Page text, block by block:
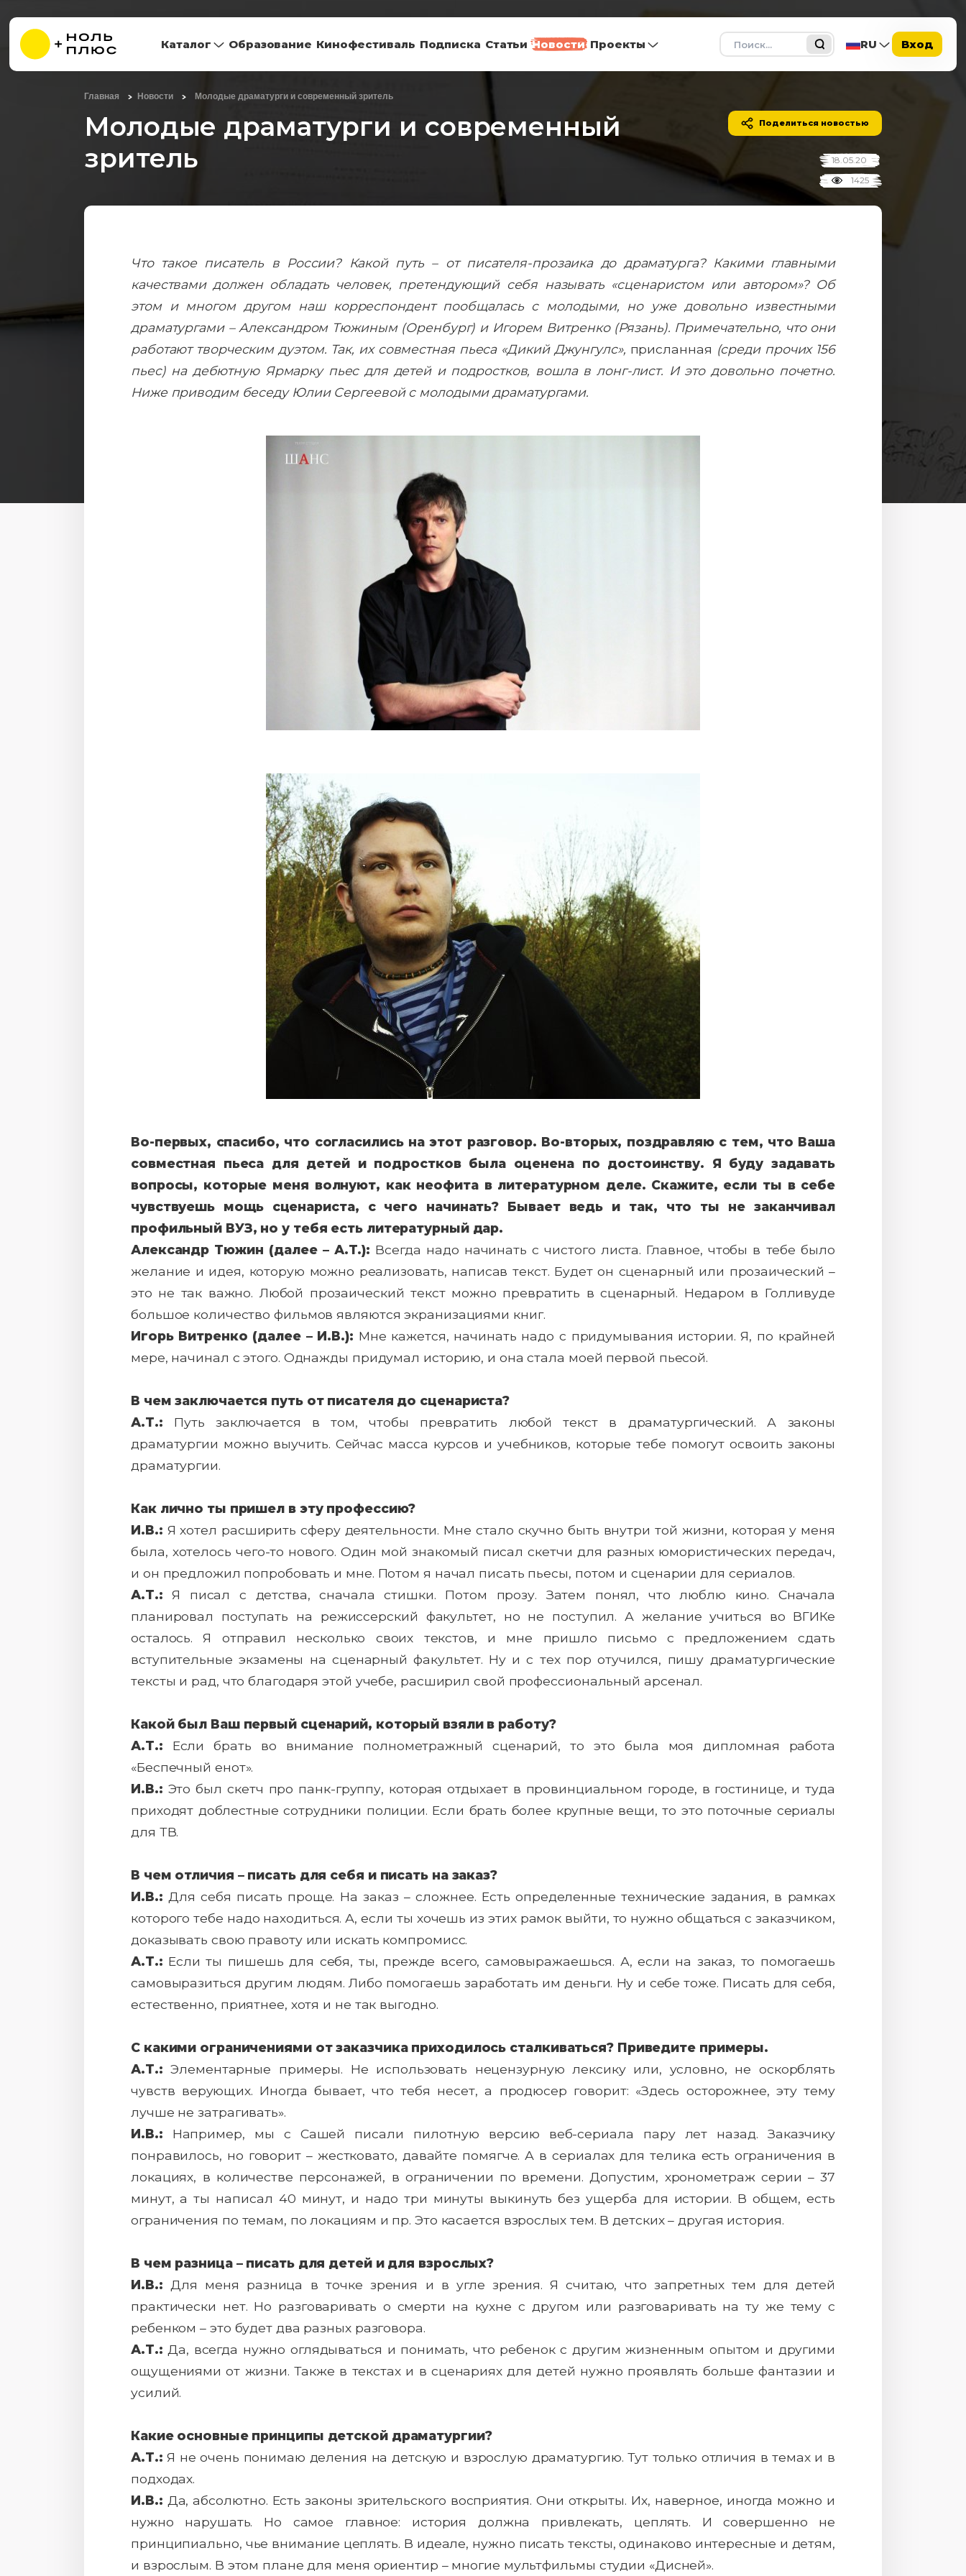
Каталог Образование Кинофестиваль Подписка Статьи Новости Проекты Поиск RU Вход
Главная Новости Молодые драматурги и современный зритель
Молодые драматурги и современный
зритель
Поделиться новостью
18.05.20
1425
Что такое писатель в России? Какой путь – от писателя-прозаика до драматурга? Какими главными
качествами должен обладать человек, претендующий себя называть «сценаристом или автором»? Об
этом и многом другом наш корреспондент пообщалась с молодыми, но уже довольно известными
драматургами – Александром Тюжиным (Оренбург) и Игорем Витренко (Рязань). Примечательно, что они
работают творческим дуэтом. Так, их совместная пьеса «Дикий Джунгулс», присланная (среди прочих 156
пьес) на дебютную Ярмарку пьес для детей и подростков, вошла в лонг-лист. И это довольно почетно.
Ниже приводим беседу Юлии Сергеевой с молодыми драматургами.
Во-первых, спасибо, что согласились на этот разговор. Во-вторых, поздравляю с тем, что Ваша
совместная пьеса для детей и подростков была оценена по достоинству. Я буду задавать
вопросы, которые меня волнуют, как неофита в литературном деле. Скажите, если ты в себе
чувствуешь мощь сценариста, с чего начинать? Бывает ведь и так, что ты не заканчивал
профильный ВУЗ, но у тебя есть литературный дар.
Александр Тюжин (далее – А.Т.): Всегда надо начинать с чистого листа. Главное, чтобы в тебе было
желание и идея, которую можно реализовать, написав текст. Будет он сценарный или прозаический –
это не так важно. Любой прозаический текст можно превратить в сценарный. Недаром в Голливуде
большое количество фильмов являются экранизациями книг.
Игорь Витренко (далее – И.В.): Мне кажется, начинать надо с придумывания истории. Я, по крайней
мере, начинал с этого. Однажды придумал историю, и она стала моей первой пьесой.
В чем заключается путь от писателя до сценариста?
А.Т.: Путь заключается в том, чтобы превратить любой текст в драматургический. А законы
драматургии можно выучить. Сейчас масса курсов и учебников, которые тебе помогут освоить законы
драматургии.
Как лично ты пришел в эту профессию?
И.В.: Я хотел расширить сферу деятельности. Мне стало скучно быть внутри той жизни, которая у меня
была, хотелось чего-то нового. Один мой знакомый писал скетчи для разных юмористических передач,
и он предложил попробовать и мне. Потом я начал писать пьесы, потом и сценарии для сериалов.
А.Т.: Я писал с детства, сначала стишки. Потом прозу. Затем понял, что люблю кино. Сначала
планировал поступать на режиссерский факультет, но не поступил. А желание учиться во ВГИКе
осталось. Я отправил несколько своих текстов, и мне пришло письмо с предложением сдать
вступительные экзамены на сценарный факультет. Ну и с тех пор отучился, пишу драматургические
тексты и рад, что благодаря этой учебе, расширил свой профессиональный арсенал.
Какой был Ваш первый сценарий, который взяли в работу?
А.Т.: Если брать во внимание полнометражный сценарий, то это была моя дипломная работа
«Беспечный енот».
И.В.: Это был скетч про панк-группу, которая отдыхает в провинциальном городе, в гостинице, и туда
приходят доблестные сотрудники полиции. Если брать более крупные вещи, то это поточные сериалы
для ТВ.
В чем отличия – писать для себя и писать на заказ?
И.В.: Для себя писать проще. На заказ – сложнее. Есть определенные технические задания, в рамках
которого тебе надо находиться. А, если ты хочешь из этих рамок выйти, то нужно общаться с заказчиком,
доказывать свою правоту или искать компромисс.
А.Т.: Если ты пишешь для себя, ты, прежде всего, самовыражаешься. А, если на заказ, то помогаешь
самовыразиться другим людям. Либо помогаешь заработать им деньги. Ну и себе тоже. Писать для себя,
естественно, приятнее, хотя и не так выгодно.
С какими ограничениями от заказчика приходилось сталкиваться? Приведите примеры.
А.Т.: Элементарные примеры. Не использовать нецензурную лексику или, условно, не оскорблять
чувств верующих. Иногда бывает, что тебя несет, а продюсер говорит: «Здесь осторожнее, эту тему
лучше не затрагивать».
И.В.: Например, мы с Сашей писали пилотную версию веб-сериала пару лет назад. Заказчику
понравилось, но говорит – жестковато, давайте помягче. А в сериалах для телика есть ограничения в
локациях, в количестве персонажей, в ограничении по времени. Допустим, хронометраж серии – 37
минут, а ты написал 40 минут, и надо три минуты выкинуть без ущерба для истории. В общем, есть
ограничения по темам, по локациям и пр. Это касается взрослых тем. В детских – другая история.
В чем разница – писать для детей и для взрослых?
И.В.: Для меня разница в точке зрения и в угле зрения. Я считаю, что запретных тем для детей
практически нет. Но разговаривать о смерти на кухне с другом или разговаривать на ту же тему с
ребенком – это будет два разных разговора.
А.Т.: Да, всегда нужно оглядываться и понимать, что ребенок с другим жизненным опытом и другими
ощущениями от жизни. Также в текстах и в сценариях для детей нужно проявлять больше фантазии и
усилий.
Какие основные принципы детской драматургии?
А.Т.: Я не очень понимаю деления на детскую и взрослую драматургию. Тут только отличия в темах и в
подходах.
И.В.: Да, абсолютно. Есть законы зрительского восприятия. Они открыты. Их, наверное, иногда можно и
нужно нарушать. Но самое главное: история должна привлекать, цеплять. И совершенно не
принципиально, чье внимание цеплять. В идеале, нужно писать тексты, одинаково интересные и детям,
и взрослым. В этом плане для меня ориентир – многие мультфильмы студии «Дисней».